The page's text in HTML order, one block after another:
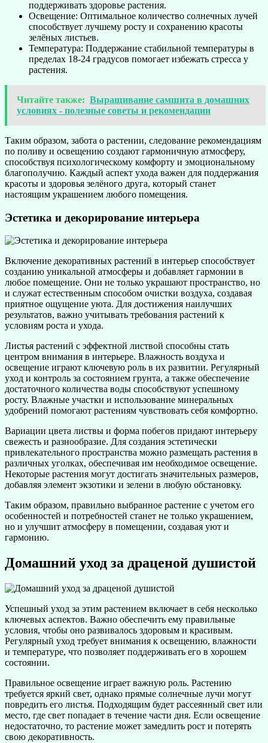
поддерживать здоровье растения.
Освещение: Оптимальное количество солнечных лучей
способствует лучшему росту и сохранению красоты
зелёных листьев.
Температура: Поддержание стабильной температуры в
пределах 18-24 градусов помогает избежать стресса у
растения.
Читайте также: Выращивание самшита в домашних
условиях - полезные советы и рекомендации
Таким образом, забота о растении, следование рекомендациям
по поливу и освещению создают гармоничную атмосферу,
способствуя психологическому комфорту и эмоциональному
благополучию. Каждый аспект ухода важен для поддержания
красоты и здоровья зелёного друга, который станет
настоящим украшением любого помещения.
Эстетика и декорирование интерьера
Включение декоративных растений в интерьер способствует
созданию уникальной атмосферы и добавляет гармонии в
любое помещение. Они не только украшают пространство, но
и служат естественным способом очистки воздуха, создавая
приятное ощущение уюта. Для достижения наилучших
результатов, важно учитывать требования растений к
условиям роста и ухода.
Листья растений с эффектной листвой способны стать
центром внимания в интерьере. Влажность воздуха и
освещение играют ключевую роль в их развитии. Регулярный
уход и контроль за состоянием грунта, а также обеспечение
достаточного количества воды способствуют успешному
росту. Влажные участки и использование минеральных
удобрений помогают растениям чувствовать себя комфортно.
Вариации цвета листвы и форма побегов придают интерьеру
свежесть и разнообразие. Для создания эстетически
привлекательного пространства можно размещать растения в
различных уголках, обеспечивая им необходимое освещение.
Некоторые растения могут достигать значительных размеров,
добавляя элемент экзотики и зелени в любую обстановку.
Таким образом, правильно выбранное растение с учетом его
особенностей и потребностей станет не только украшением,
но и улучшит атмосферу в помещении, создавая уют и
гармонию.
Домашний уход за драценой душистой
Успешный уход за этим растением включает в себя несколько
ключевых аспектов. Важно обеспечить ему правильные
условия, чтобы оно развивалось здоровым и красивым.
Регулярный уход требует внимания к освещению, влажности
и температуре, что позволяет поддерживать его в хорошем
состоянии.
Правильное освещение играет важную роль. Растению
требуется яркий свет, однако прямые солнечные лучи могут
повредить его листья. Подходящим будет рассеянный свет или
место, где свет попадает в течение части дня. Если освещение
недостаточно, то растение может замедлить рост и потерять
свою декоративность.